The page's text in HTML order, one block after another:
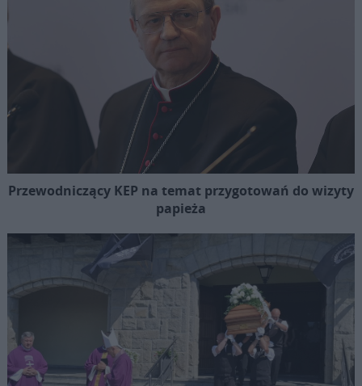
Przewodniczący KEP na temat przygotowań do wizyty
papieża